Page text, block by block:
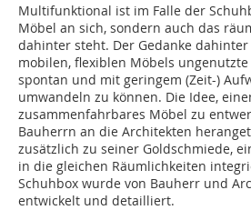
Multifunktional ist im Falle der
Möbel an sich, sondern auch das
dahinter steht. Der Gedanke
mobilen, flexiblen Möbels ungenutzte
spontan und mit geringem (Zeit-)
umwandeln zu können. Die Idee,
zusammenfahrbares Möbel zu
Bauherrn an die Architekten
zusätzlich zu seiner Goldschmiede,
in die gleichen Räumlichkeiten
Schuhbox wurde von Bauherr und
entwickelt und detailliert.